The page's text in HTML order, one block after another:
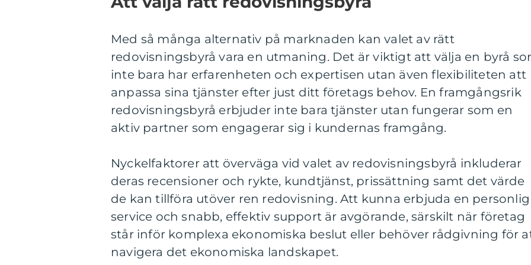
Med så många alternativ på marknaden kan valet av rätt
redovisningsbyrå vara en utmaning. Det är viktigt att välja en byrå
inte bara har erfarenheten och expertisen utan även flexibiliteten att
anpassa sina tjänster efter just ditt företags behov. En framgångsrik
redovisningsbyrå erbjuder inte bara tjänster utan fungerar som en
aktiv partner som engagerar sig i kundernas framgång.
Nyckelfaktorer att överväga vid valet av redovisningsbyrå inkluderar
deras recensioner och rykte, kundtjänst, prissättning samt det värde
de kan tillföra utöver ren redovisning. Att kunna erbjuda en personlig
service och snabb, effektiv support är avgörande, särskilt när företag
står inför komplexa ekonomiska beslut eller behöver rådgivning för
navigera det ekonomiska landskapet.